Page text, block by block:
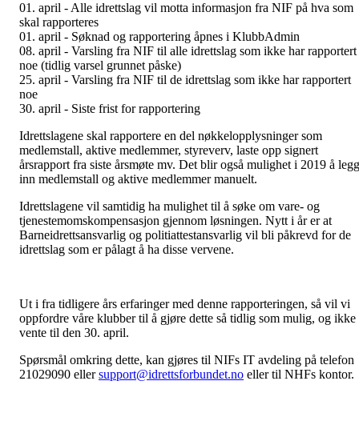
01. april - Alle idrettslag vil motta informasjon fra NIF på hva som
skal rapporteres
01. april - Søknad og rapportering åpnes i KlubbAdmin
08. april - Varsling fra NIF til alle idrettslag som ikke har rapportert
noe (tidlig varsel grunnet påske)
25. april - Varsling fra NIF til de idrettslag som ikke har rapportert
noe
30. april - Siste frist for rapportering
Idrettslagene skal rapportere en del nøkkelopplysninger som
medlemstall, aktive medlemmer, styreverv, laste opp signert
årsrapport fra siste årsmøte mv. Det blir også mulighet i 2019 å
inn medlemstall og aktive medlemmer manuelt.
Idrettslagene vil samtidig ha mulighet til å søke om vare- og
tjenestemomskompensasjon gjennom løsningen. Nytt i år er at
Barneidrettsansvarlig og politiattestansvarlig vil bli påkrevd for de
idrettslag som er pålagt å ha disse vervene.
Ut i fra tidligere års erfaringer med denne rapporteringen, så vil vi
oppfordre våre klubber til å gjøre dette så tidlig som mulig, og ikke
vente til den 30. april.
Spørsmål omkring dette, kan gjøres til NIFs IT avdeling på telefon
21029090 ellersupport@idrettsforbundet.no eller til NHFs kontor.